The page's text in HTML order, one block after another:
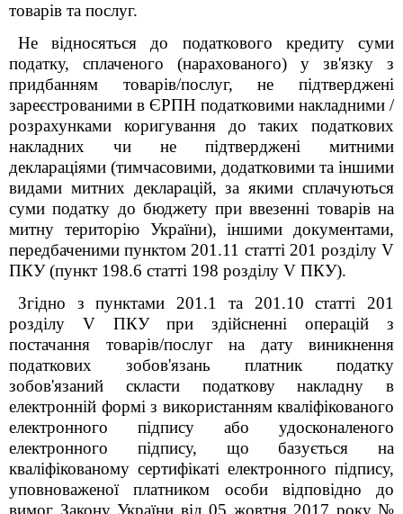
товарів та послуг.
Не відносяться до податкового кредиту суми
податку, сплаченого (нарахованого) у зв'язку з
придбанням товарів/послуг, не підтверджені
зареєстрованими в ЄРПН податковими накладними /
розрахунками коригування до таких податкових
накладних чи не підтверджені митними
деклараціями (тимчасовими, додатковими та іншими
видами митних декларацій, за якими сплачуються
суми податку до бюджету при ввезенні товарів на
митну територію України), іншими документами,
передбаченими пунктом 201.11 статті 201 розділу V
ПКУ (пункт 198.6 статті 198 розділу V ПКУ).
Згідно з пунктами 201.1 та 201.10 статті 201
розділу V ПКУ при здійсненні операцій з
постачання товарів/послуг на дату виникнення
податкових зобов'язань платник податку
зобов'язаний скласти податкову накладну в
електронній формі з використанням кваліфікованого
електронного підпису або удосконаленого
електронного підпису, що базується на
кваліфікованому сертифікаті електронного підпису,
уповноваженої платником особи відповідно до
вимог Закону України від 05 жовтня 2017 року №